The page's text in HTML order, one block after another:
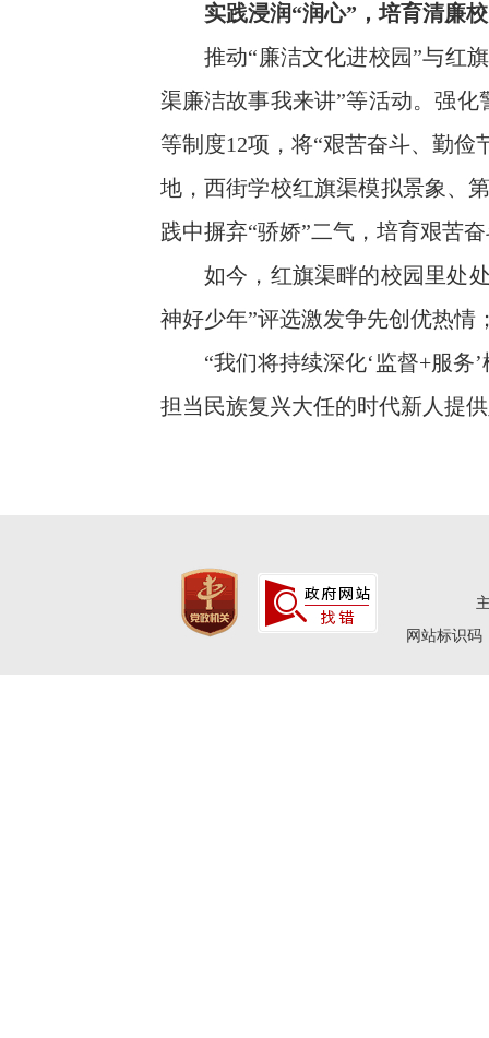
实践浸润“润心”，培育清廉
推动“廉洁文化进校园”与红旗
渠廉洁故事我来讲”等活动。强
等制度12项，将“艰苦奋斗、勤
地，西街学校红旗渠模拟景象、
践中摒弃“骄娇”二气，培育艰苦
如今，红旗渠畔的校园里处处
神好少年”评选激发争先创优热情
“我们将持续深化‘监督+服务’
担当民族复兴大任的时代新人提
网站标识